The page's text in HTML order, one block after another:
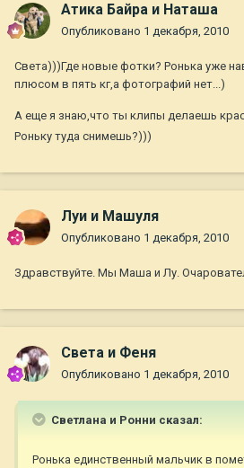
Атика Байра и Наташа
Опубликовано 1 декабря, 2010
Света)))Где новые фотки? Ронька уже
плюсом в пять кг,а фотографий нет...)
А еще я знаю,что ты клипы делаешь
Роньку туда снимешь?)))
Луи и Машуля
Опубликовано 1 декабря, 2010
Здравствуйте. Мы Маша и Лу.
Света и Феня
Опубликовано 1 декабря, 2010
Светлана и Ронни сказал:
Ронька единственный мальчик в